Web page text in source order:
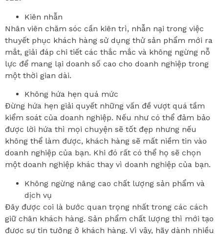
Kiên nhẫn
Nhân viên chăm sóc cần kiên trì, nhẫn nại trong việc
thuyết phục khách hàng sử dụng thử sản phẩm mới ra
mắt, giải đáp chi tiết các thắc mắc và không ngừng nỗ
lực để mang lại doanh số cao cho doanh nghiệp trong
một thời gian dài.
Không hứa hẹn quá mức
Đừng hứa hẹn giải quyết những vấn đề vượt quá tầm
kiểm soát của doanh nghiệp. Nếu như có thể đảm bảo
được lời hứa thì mọi chuyện sẽ tốt đẹp nhưng nếu
không thể làm được, khách hàng sẽ mất niềm tin vào
doanh nghiệp của bạn. Khi đó rất có thể họ sẽ chọn
một doanh nghiệp khác thay vì doanh nghiệp của bạn.
Không ngừng nâng cao chất lượng sản phẩm và
dịch vụ
Đây được coi là bước quan trọng nhất trong các cách
giữ chân khách hàng. Sản phẩm chất lượng thì mới tạo
được sự tin tưởng ở khách hàng. Vì vậy, hãy dành nhiều